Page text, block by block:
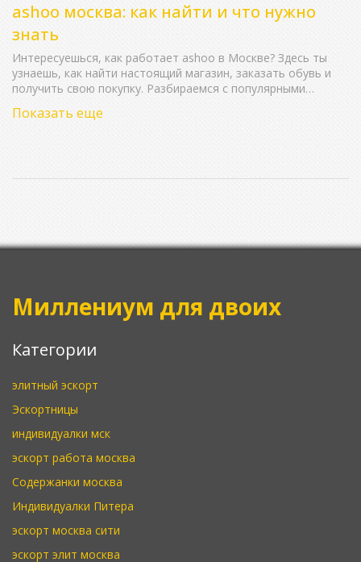
ashoo москва: как найти и что нужно
знать
Интересуешься, как работает ashoo в Москве? Здесь ты
узнаешь, как найти настоящий магазин, заказать обувь и
получить свою покупку. Разбираемся с популярными
что обращать внимание при заказе. Без воды и пустых
Показать еще
Миллениум для двоих
Категории
элитный эскорт
Эскортницы
индивидуалки мск
эскорт работа москва
Содержанки москва
Индивидуалки Питера
эскорт москва сити
эскорт элит москва